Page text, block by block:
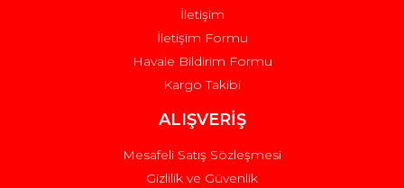
Gönder
İletişim
İletişim Formu
Havale Bildirim Formu
Kargo Takibi
ALIŞVERİŞ
Mesafeli Satış Sözleşmesi
Gizlilik ve Güvenlik